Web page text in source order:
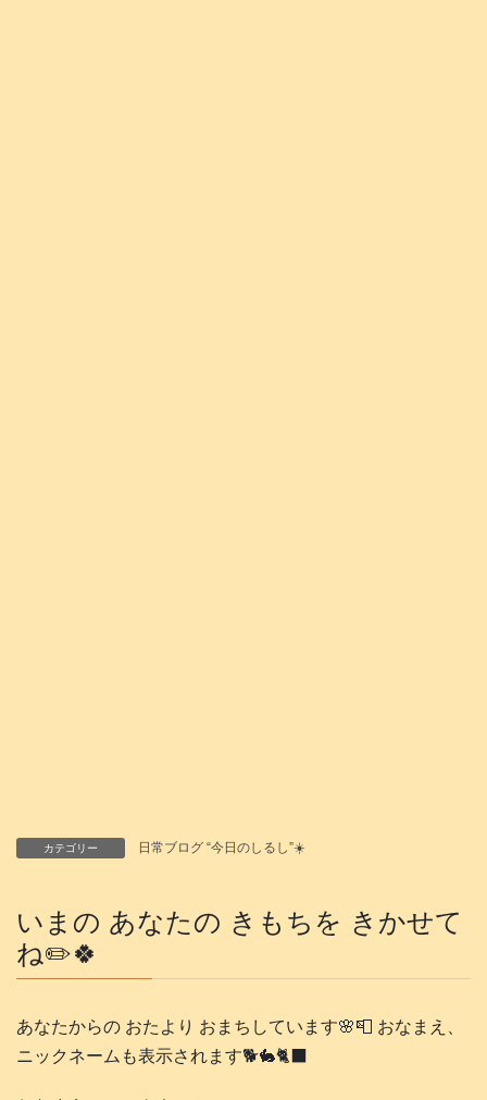
カテゴリー 日常ブログ “今日のしるし”☀️
いまの あなたの きもちを きかせて
ね✏️🍀
あなたからの おたより おまちしています🌸📮 おなまえ、
ニックネームも表示されます🐕️🐇🐈‍⬛